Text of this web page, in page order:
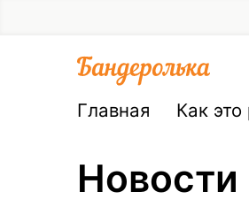
Главная Как это
Новости